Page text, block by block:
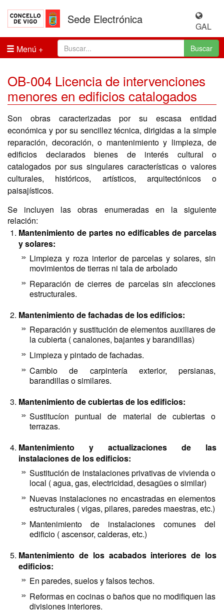
Sede Electrónica
GAL
Menú
Buscar
OB-004 Licencia de intervenciones
menores en edificios catalogados
Son obras caracterizadas por su escasa entidad
económica y por su sencillez técnica, dirigidas a la simple
reparación, decoración, o mantenimiento y limpieza, de
edificios declarados bienes de interés cultural o
catalogados por sus singulares características o valores
culturales, históricos, artísticos, arquitectónicos o
paisajísticos.
Se incluyen las obras enumeradas en la siguiente
relación:
Mantenimiento de partes no edificables de parcelas
y solares:
Limpieza y roza interior de parcelas y solares, sin
movimientos de tierras ni tala de arbolado
Reparación de cierres de parcelas sin afecciones
estructurales.
Mantenimiento de fachadas de los edificios:
Reparación y sustitución de elementos auxiliares de
la cubierta ( canalones, bajantes y barandillas)
Limpieza y pintado de fachadas.
Cambio de carpintería exterior, persianas,
barandillas o similares.
Mantenimiento de cubiertas de los edificios:
Sustitucíon puntual de material de cubiertas o
terrazas.
Mantenimiento y actualizaciones de las
instalaciones de los edificios:
Sustitución de instalaciones privativas de vivienda o
local ( agua, gas, electricidad, desagües o similar)
Nuevas instalaciones no encastradas en elementos
estructurales ( vigas, pilares, paredes maestras, etc.)
Mantenimiento de instalaciones comunes del
edificio ( ascensor, calderas, etc.)
Mantenimiento de los acabados interiores de los
edificios:
En paredes, suelos y falsos techos.
Reformas en cocinas o baños que no modifiquen las
divisiones interiores.